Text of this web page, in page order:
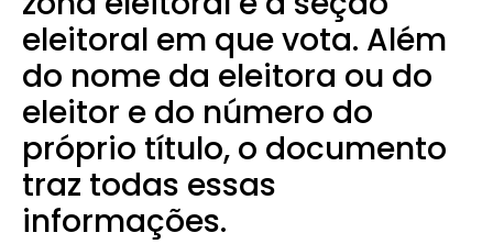
eleitoral em que vota. Além
do nome da eleitora ou do
eleitor e do número do
próprio título, o documento
traz todas essas
informações.